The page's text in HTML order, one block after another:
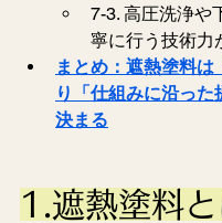
7-3. 高圧洗浄や
寧に行う技術力
まとめ：遮熱塗料は
り「仕組みに沿った
決まる
1.遮熱塗料